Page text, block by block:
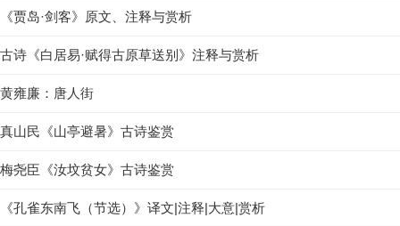
《贾岛·剑客》原文、注释与赏析
古诗《白居易·赋得古原草送别》注释与赏析
黄雍廉：唐人街
真山民《山亭避暑》古诗鉴赏
梅尧臣《汝坟贫女》古诗鉴赏
《孔雀东南飞（节选）》译文|注释|大意|赏析